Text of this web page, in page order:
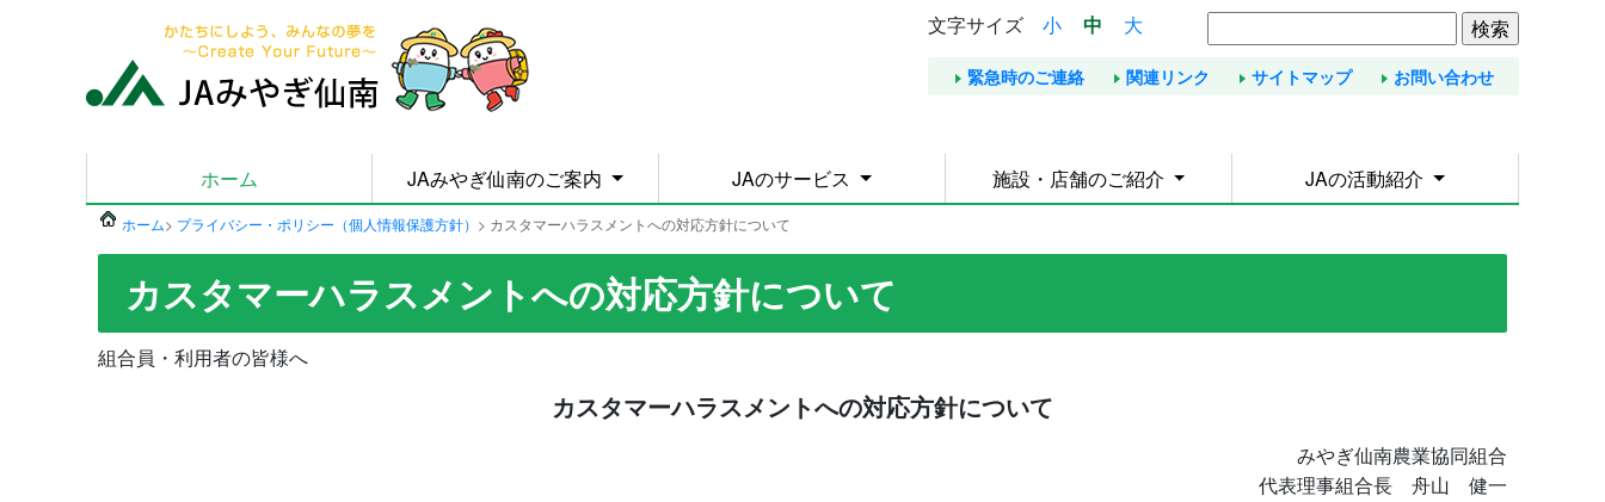
文字サイズ 小 中 大
緊急時のご連絡 関連リンク サイトマップ お問い合わせ
ホーム JAみやぎ仙南のご案内 JAのサービス 施設・店舗のご紹介 JAの活動紹介
ホーム> プライバシー・ポリシー（個人情報保護方針） > カスタマーハラスメントへの対応方針について
カスタマーハラスメントへの対応方針について
組合員・利用者の皆様へ
カスタマーハラスメントへの対応方針について
みやぎ仙南農業協同組合
代表理事組合長 舟山 健一